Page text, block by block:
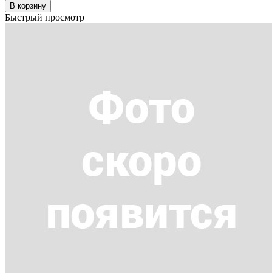
В корзину
Быстрый просмотр